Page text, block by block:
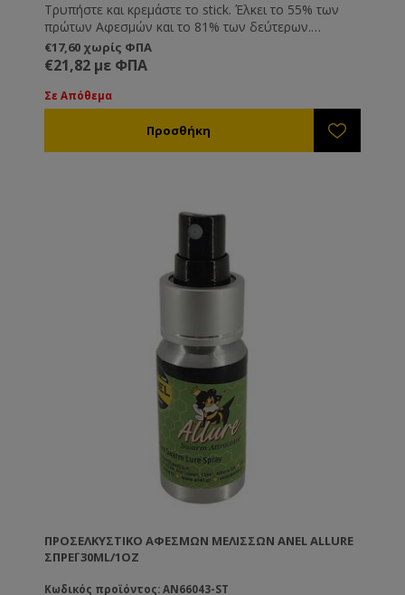
Τρυπήστε και κρεμάστε το stick. Έλκει το 55% των
πρώτων Αφεσμών και το 81% των δεύτερων.
Διάρκεια Δράσης εώς και 4 μήνες. Έλκει τους
αφεσμούς που θα περάσουν σε ακτίνα 25 μέτρα από
αυτό. Στις περιπτώσεις των δευτερογενών αφεσμών
τα σμήνη εγκαθίστανται μόνιμα στις παγίδες.
€17,60 χωρίς ΦΠΑ
€21,82 με ΦΠΑ
Σε Απόθεμα
ΠΡΟΣΕΛΚΥΣΤΙΚΌ ΑΦΕΣΜΏΝ ΜΕΛΙΣΣΏΝ ANEL ALLURE
ΣΠΡΈΙ 30ML/1OZ
Κωδικός προϊόντος: AN66043-ST